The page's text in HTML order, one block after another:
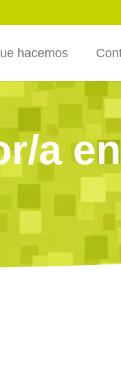
hacemos
a